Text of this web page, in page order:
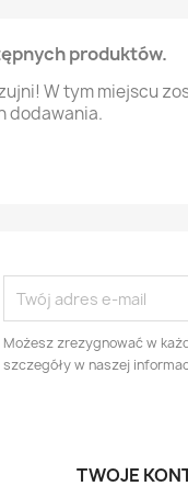
produktów.
W tym miejscu
dodawania.
Możesz zrezygnować w
szczegóły w naszej
TWOJE